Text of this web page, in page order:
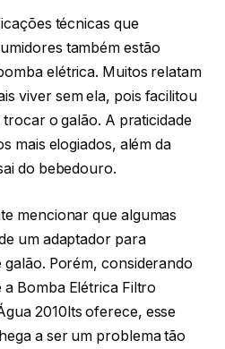
técnicas que
também estão
elétrica. Muitos relatam
viver sem ela, pois facilitou
o galão. A praticidade
mais elogiados, além da
do bebedouro.
mencionar que algumas
um adaptador para
Porém, considerando
Bomba Elétrica Filtro
2010lts oferece, esse
a ser um problema tão